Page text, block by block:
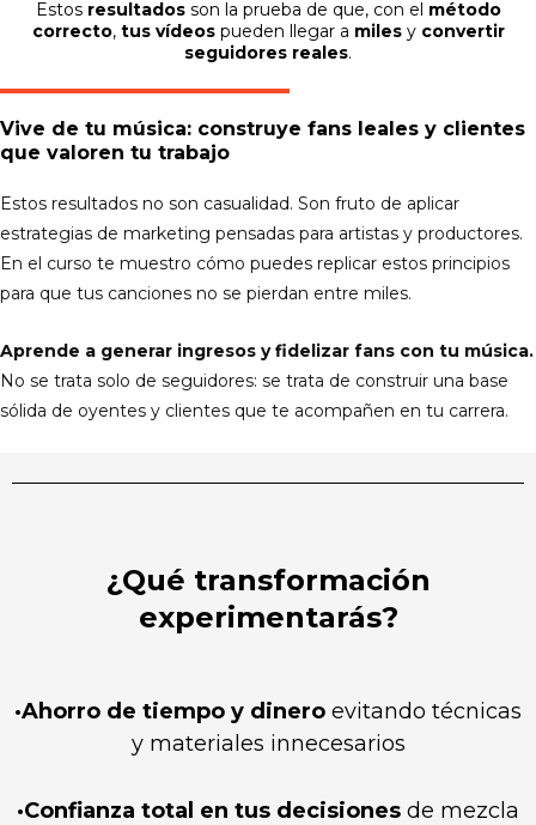
Vive de tu música: construye fans leales y clientes
que valoren tu trabajo
Estos resultados no son casualidad. Son fruto de aplicar
estrategias de marketing pensadas para artistas y productores.
En el curso te muestro cómo puedes replicar estos principios
para que tus canciones no se pierdan entre miles.
Aprende a generar ingresos y fidelizar fans con tu música.
No se trata solo de seguidores: se trata de construir una base
sólida de oyentes y clientes que te acompañen en tu carrera.
Estos resultadosson la prueba de que, con el método
correcto, tus vídeospueden llegar a milesy convertir
seguidores reales.
¿Qué transformación
experimentarás?
·Ahorro de tiempo y dinero evitando técnicas
y materiales innecesarios
·Confianza total en tus decisiones de mezcla